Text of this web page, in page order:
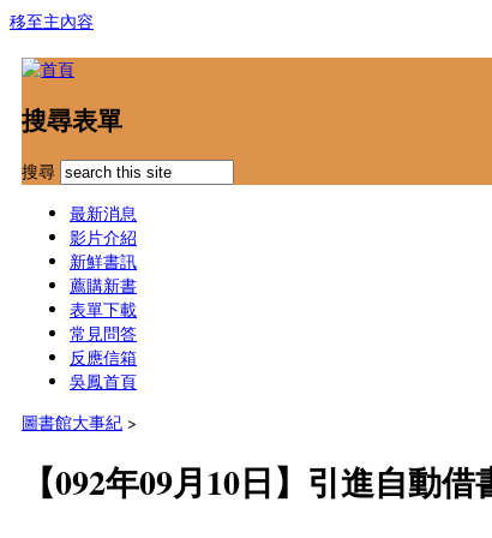
移至主內容
搜尋表單
搜尋
最新消息
影片介紹
新鮮書訊
薦購新書
表單下載
常見問答
反應信箱
吳鳳首頁
圖書館大事紀 >
【092年09月10日】引進自動